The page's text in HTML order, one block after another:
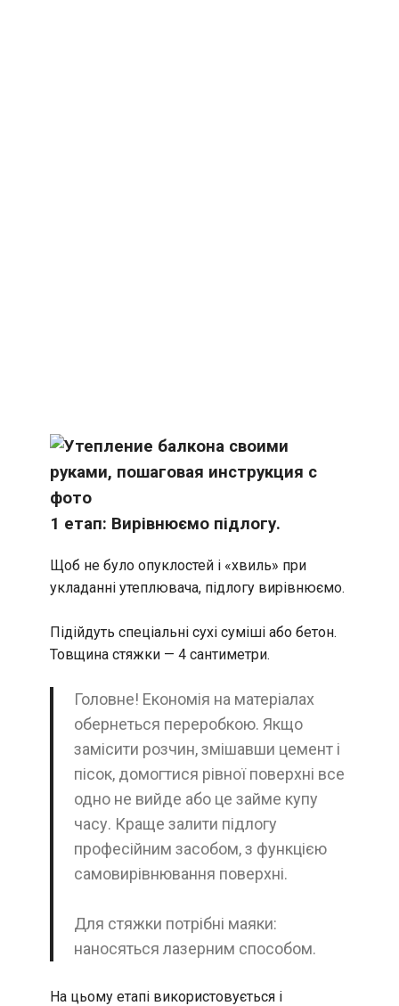
1 етап: Вирівнюємо підлогу.
Щоб не було опуклостей і «хвиль» при
укладанні утеплювача, підлогу вирівнюємо.
Підійдуть спеціальні сухі суміші або бетон.
Товщина стяжки — 4 сантиметри.
Головне! Економія на матеріалах
обернеться переробкою. Якщо
замісити розчин, змішавши цемент і
пісок, домогтися рівної поверхні все
одно не вийде або це займе купу
часу. Краще залити підлогу
професійним засобом, з функцією
самовирівнювання поверхні.
Для стяжки потрібні маяки:
наносяться лазерним способом.
На цьому етапі використовується і